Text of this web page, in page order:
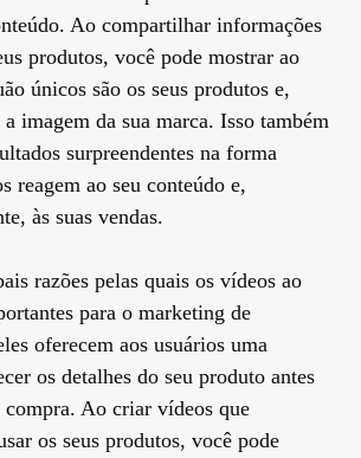
Ao compartilhar informações
produtos, você pode mostrar ao
únicos são os seus produtos e,
imagem da sua marca. Isso também
surpreendentes na forma
reagem ao seu conteúdo e,
às suas vendas.
razões pelas quais os vídeos ao
para o marketing de
oferecem aos usuários uma
os detalhes do seu produto antes
compra. Ao criar vídeos que
os seus produtos, você pode